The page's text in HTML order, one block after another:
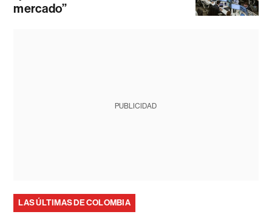
mercado”
PUBLICIDAD
LAS ÚLTIMAS DE COLOMBIA